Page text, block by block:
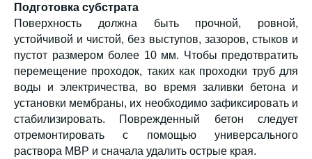
Подготовка субстрата
Поверхность должна быть прочной, ровной,
устойчивой и чистой, без выступов, зазоров, стыков и
пустот размером более 10 мм. Чтобы предотвратить
перемещение проходок, таких как проходки труб для
воды и электричества, во время заливки бетона и
установки мембраны, их необходимо зафиксировать и
стабилизировать. Поврежденный бетон следует
отремонтировать с помощью универсального
раствора MBP и сначала удалить острые края.